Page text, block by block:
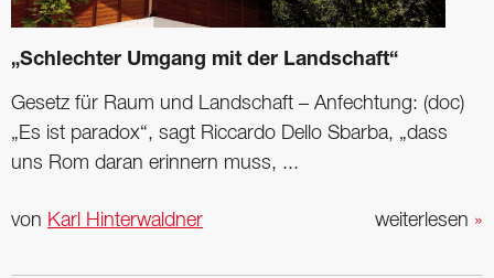
„Schlechter Umgang mit der Landschaft“
Gesetz für Raum und Landschaft – Anfechtung: (doc)
„Es ist paradox“, sagt Riccardo Dello Sbarba, „dass
uns Rom daran erinnern muss, ...
weiterlesen »
von Karl Hinterwaldner